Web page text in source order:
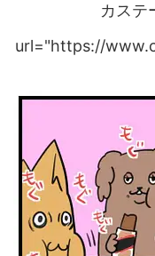
カス
url="https://